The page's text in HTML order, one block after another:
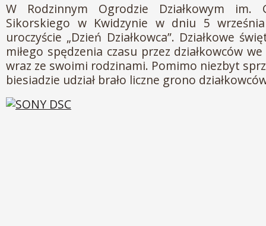
W Rodzinnym Ogrodzie Działkowym im.
Sikorskiego w Kwidzynie w dniu 5
uroczyście „Dzień Działkowca”. Działkowe
miłego spędzenia czasu przez działkowców
wraz ze swoimi rodzinami. Pomimo niezbyt
biesiadzie udział brało liczne grono